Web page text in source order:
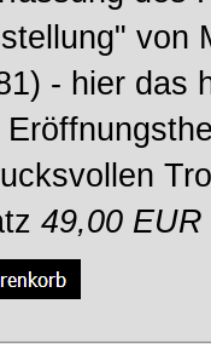
von
- hier das
49,00 EUR